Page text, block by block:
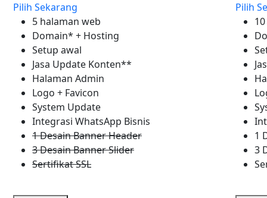
Pilih Sekarang
5 halaman web
Domain* + Hosting
Setup awal
Jasa Update Konten**
Halaman Admin
Logo + Favicon
System Update
Integrasi WhatsApp Bisnis
1 Desain Banner Header
3 Desain Banner Slider
Sertifikat SSL
Pilih
1
3